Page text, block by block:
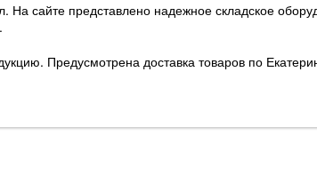
. На сайте представлено надежное складское
Предусмотрена доставка товаров по